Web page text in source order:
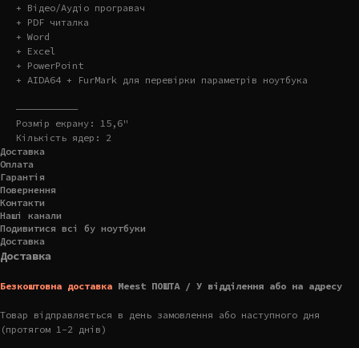
+ Відео/Аудіо програвач
+ PDF читалка
+ Word
+ Excel
+ PowerPoint
+ AIDA64 + FurMark для перевірки параметрів ноутбука
———————————
Розмір екрану: 15,6"
Кількість ядер: 2
Доставка
Оплата
Гарантія
Повернення
Контакти
Наші канали
Подивитися всі бу ноутбуки
Доставка
Доставка
Безкоштовна доставка Meest ПОШТА / У відділення або на адресу
Товар відправляється в день замовлення або наступного дня
(протягом 1-2 днів)